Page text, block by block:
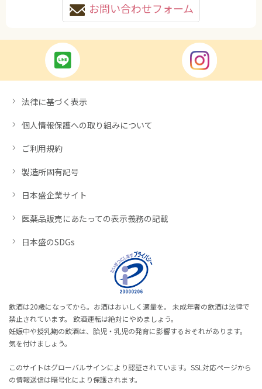
お問い合わせフォーム
法律に基づく表示
個人情報保護への取り組みについて
ご利用規約
製造所固有記号
日本盛企業サイト
医薬品販売にあたっての表示義務の記載
日本盛のSDGs
飲酒は20歳になってから。お酒はおいしく適量を。 未成年者の飲酒は法律で
禁止されています。 飲酒運転は絶対にやめましょう。
妊娠中や授乳期の飲酒は、胎児・乳児の発育に影響するおそれがあります。
気を付けましょう。
このサイトはグローバルサインにより認証されています。SSL対応ページから
の情報送信は暗号化により保護されます。